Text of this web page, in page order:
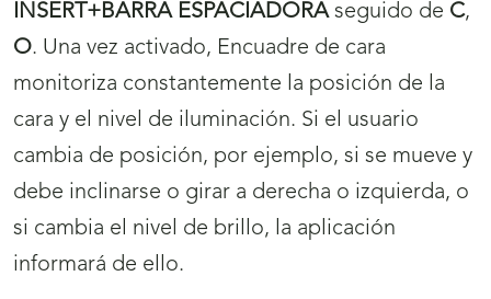
INSERT+BARRA ESPACIADORAseguido de C,
O. Una vez activado, Encuadre de cara
monitoriza constantemente la posición de la
cara y el nivel de iluminación. Si el usuario
cambia de posición, por ejemplo, si se mueve y
debe inclinarse o girar a derecha o izquierda, o
si cambia el nivel de brillo, la aplicación
informará de ello.